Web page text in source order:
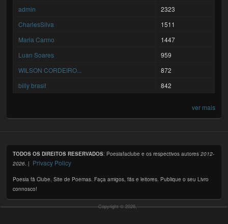
admin
2323
CharlesSilva
1511
Maria Carmo
1447
Luan Soares
959
WILSON CORDEIRO...
872
billy brasil
842
ver mais
TODOS OS DIREITOS RESERVADOS: Poesiafaclube e os respectivos autores2012-
2026 . | Privacy Policy
Poesia fã Clube. Site de Poemas. Faça amigos, fãs e leitores. Publique o seu Livro
connosco!
Copyright © 2026,